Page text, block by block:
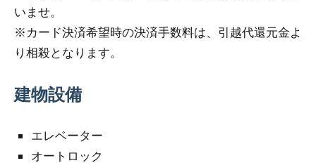
いませ。
※カード決済希望時の決済手数料は、引越代還元金よ
り相殺となります。
建物設備
エレベーター
オートロック